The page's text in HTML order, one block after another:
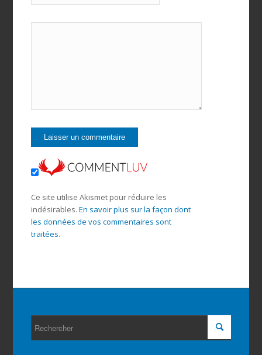
Ce site utilise Akismet pour réduire les
indésirables. En savoir plus sur la façon dont
les données de vos commentaires sont
traitées.